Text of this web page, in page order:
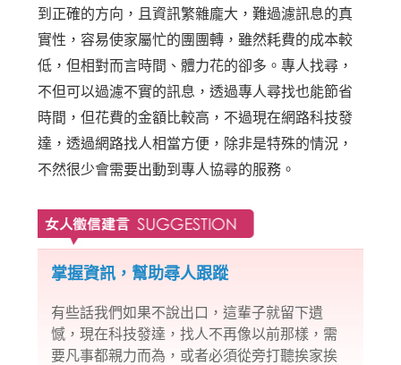
到正確的方向，且資訊繁雜龐大，難過濾訊息的真
實性，容易使家屬忙的團團轉，雖然耗費的成本較
低，但相對而言時間、體力花的卻多。專人找尋，
不但可以過濾不實的訊息，透過專人尋找也能節省
時間，但花費的金額比較高，不過現在網路科技發
達，透過網路找人相當方便，除非是特殊的情況，
不然很少會需要出動到專人協尋的服務。
掌握資訊，幫助尋人跟蹤
有些話我們如果不說出口，這輩子就留下遺
憾，現在科技發達，找人不再像以前那樣，需
要凡事都親力而為，或者必須從旁打聽挨家挨